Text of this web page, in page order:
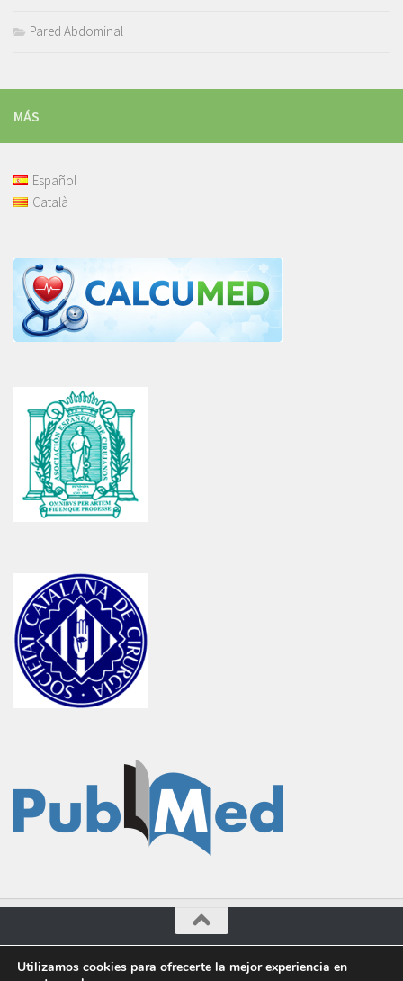
Pared Abdominal
MÁS
Español
Català
Cirugía General © 2016-2023. Administrado por Dr.Marcilla.
Utilizamos cookies para ofrecerte la mejor experiencia en